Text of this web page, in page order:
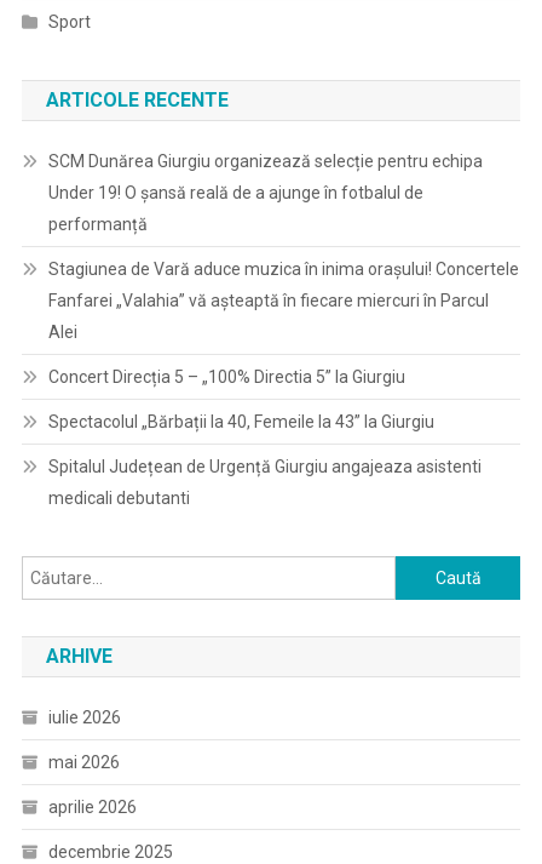
Sport
ARTICOLE RECENTE
SCM Dunărea Giurgiu organizează selecție pentru echipa
Under 19! O șansă reală de a ajunge în fotbalul de
performanță
Stagiunea de Vară aduce muzica în inima orașului! Concertele
Fanfarei „Valahia” vă așteaptă în fiecare miercuri în Parcul
Alei
Concert Direcția 5 – „100% Directia 5” la Giurgiu
Spectacolul „Bărbații la 40, Femeile la 43” la Giurgiu
Spitalul Județean de Urgență Giurgiu angajeaza asistenti
medicali debutanti
Caută
după:
ARHIVE
iulie 2026
mai 2026
aprilie 2026
decembrie 2025